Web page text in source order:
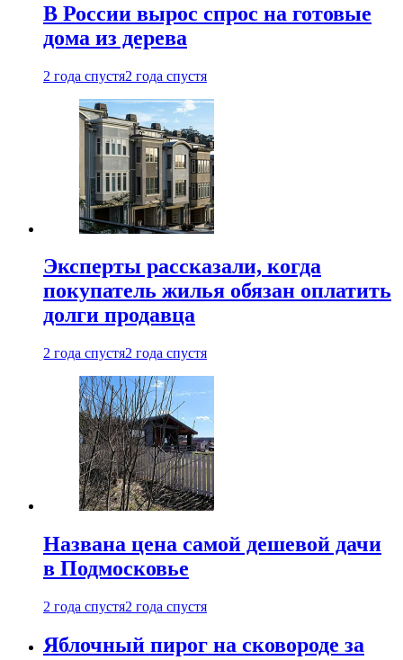
В России вырос спрос на готовые
дома из дерева
2 года спустя2 года спустя
Эксперты рассказали, когда
покупатель жилья обязан оплатить
долги продавца
2 года спустя2 года спустя
Названа цена самой дешевой дачи
в Подмосковье
2 года спустя2 года спустя
Яблочный пирог на сковороде за